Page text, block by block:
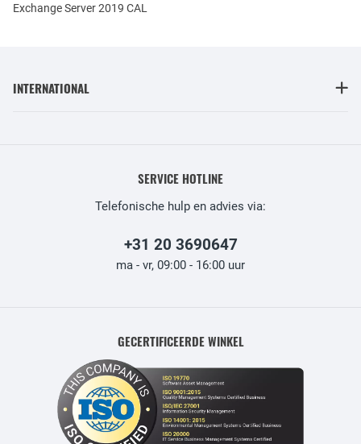
Exchange Server 2019 CAL
INTERNATIONAL
SERVICE HOTLINE
Telefonische hulp en advies via:
+31 20 3690647
ma - vr, 09:00 - 16:00 uur
GECERTIFICEERDE WINKEL